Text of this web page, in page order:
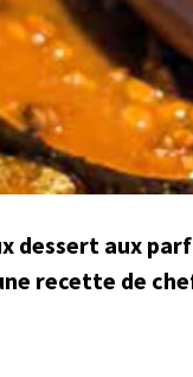
dessert aux
recette de